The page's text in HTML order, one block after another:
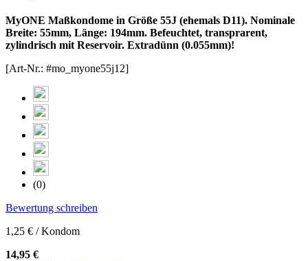
MyONE Maßkondome in Größe 55J (ehemals D11). Nominale
Breite: 55mm, Länge: 194mm. Befeuchtet, transprarent,
zylindrisch mit Reservoir. Extradünn (0.055mm)!
[Art-Nr.: #mo_myone55j12]
(0)
Bewertung schreiben
1,25 € / Kondom
14,95 €